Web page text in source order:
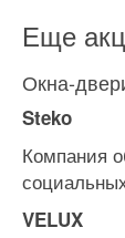
Еще
Окна-
Steko
Компания
VELUX